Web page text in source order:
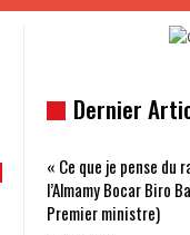
Dernier
« Ce que je pense du
l’Almamy Bocar Biro
Premier ministre)